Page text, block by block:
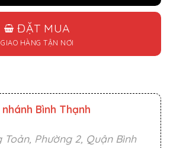
ĐẶT MUA
GIAO HÀNG TẬN NƠI
nhánh Bình Thạnh
Toản, Phường 2, Quận Bình